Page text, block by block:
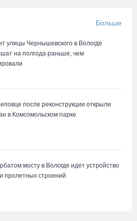
и 23 без прав задержали за сутки
открылся новый офис МФЦ
завершены работы по
Больше
улицы Чернышевского в Вологде
на полгода раньше, чем
после реконструкции открыли
в Комсомольском парке
мосту в Вологде идет устройство
пролетных строений